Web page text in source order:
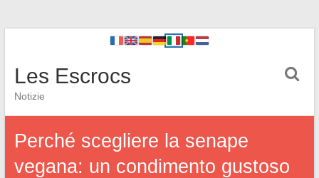
Les Escrocs
Notizie
Perché scegliere la senape
vegana: un condimento gustoso